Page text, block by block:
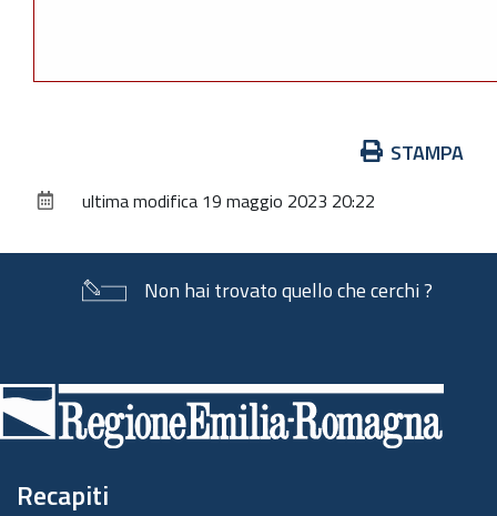
documento
STAMPA
ultima modifica 19 maggio 2023 20:22
Non hai trovato quello che cerchi ?
di
pagina
Recapiti